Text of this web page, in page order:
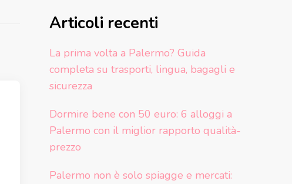
Articoli recenti
La prima volta a Palermo? Guida
completa su trasporti, lingua, bagagli e
sicurezza
Dormire bene con 50 euro: 6 alloggi a
Palermo con il miglior rapporto qualità-
prezzo
Palermo non è solo spiagge e mercati: